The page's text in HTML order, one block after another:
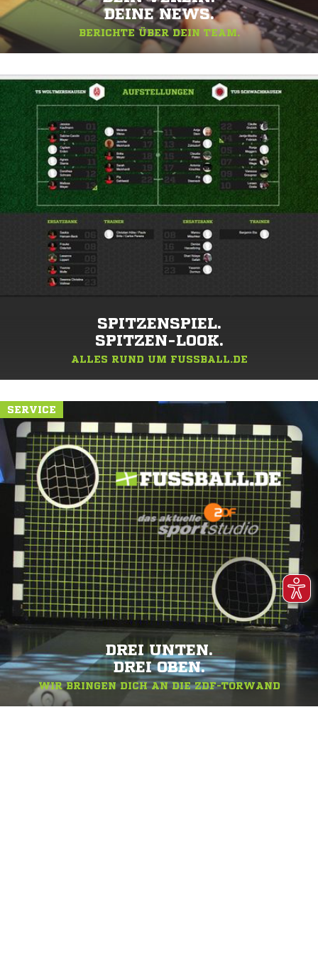
DEINE NEWS.
BERICHTE ÜBER DEIN TEAM.
SPITZENSPIEL.
SPITZEN-LOOK.
ALLES RUND UM FUSSBALL.DE
SERVICE
DREI UNTEN.
DREI OBEN.
WIR BRINGEN DICH AN DIE ZDF-TORWAND